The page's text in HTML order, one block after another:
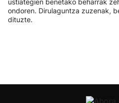
ustiategien benetako beharrak
ondoren. Dirulaguntza zuzenak,
dituzte.